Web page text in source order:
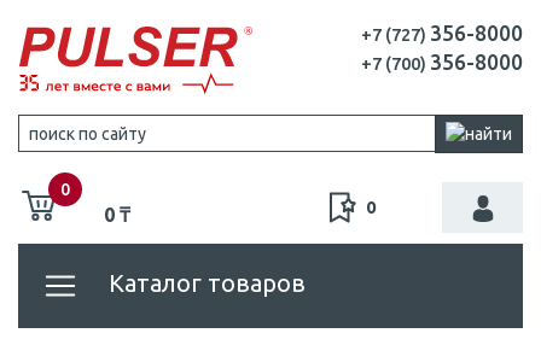
+7 (727) 356-8000
+7 (700) 356-8000
0
0 ₸ 0
Каталог товаров